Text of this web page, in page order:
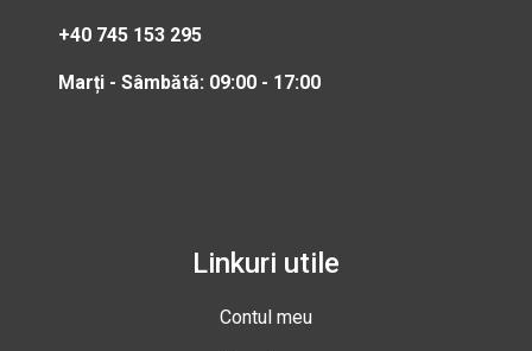
+40 745 153 295
Marți - Sâmbătă: 09:00 - 17:00
Linkuri utile
Contul meu